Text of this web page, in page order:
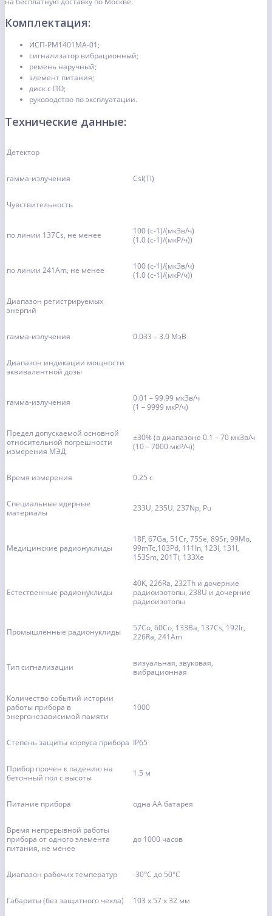
Комплектация:
ИСП-РМ1401МА-01;
сигнализатор вибрационный;
ремень наручный;
элемент питания;
диск с ПО;
руководство по эксплуатации.
Технические данные:
Детектор
гамма-излучения CsI(Tl)
Чувствительность
по линии 137Сs, не менее
100 (с-1)/(мкЗв/ч)
(1.0 (с-1)/(мкР/ч))
по линии 241Am, не менее
100 (с-1)/(мкЗв/ч)
(1.0 (с-1)/(мкР/ч))
Диапазон регистрируемых
энергий
гамма-излучения 0.033 – 3.0 МэВ
Диапазон индикации мощности
эквивалентной дозы
гамма-излучения
0.01 – 99.99 мкЗв/ч
(1 – 9999 мкР/ч)
Предел допускаемой основной
относительной погрешности
измерения МЭД
±30% (в диапазоне 0.1 – 70 мкЗв/ч
(10 – 7000 мкР/ч))
Время измерения 0.25 с
Специальные ядерные
материалы
233U, 235U, 237Np, Pu
Медицинские радионуклиды
18F, 67Ga, 51Cr, 75Se, 89Sr, 99Mo,
99mTc,103Pd, 111In, 123I, 131I,
153Sm, 201Ti, 133Xe
Естественные радионуклиды
40K, 226Ra, 232Th и дочерние
радиоизотопы, 238U и дочерние
радиоизотопы
Промышленные радионуклиды
57Co, 60Co, 133Ba, 137Cs, 192Ir,
226Ra, 241Am
Тип сигнализации
визуальная, звуковая,
вибрационная
Количество событий истории
работы прибора в
энергонезависимой памяти
1000
Степень защиты корпуса прибора IP65
Прибор прочен к падению на
бетонный пол с высоты
1.5 м
Питание прибора одна АА батарея
Время непрерывной работы
прибора от одного элемента
питания, не менее
до 1000 часов
Диапазон рабочих температур -30°C до 50°C
Габариты (без защитного чехла) 103 x 57 x 32 мм